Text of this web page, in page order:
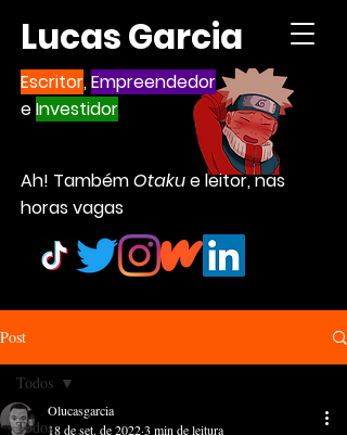
Lucas Garcia
Escritor,Empreendedor
eInvestidor
Ah! TambémOtakue leitor, nas
horas vagas
Post
Todos
Todos
Olucasgarcia
18 de set. de 20223 min de leitura